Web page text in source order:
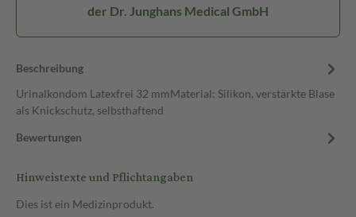
der Dr. Junghans Medical GmbH
Beschreibung
Urinalkondom Latexfrei 32 mmMaterial: Silikon, verstärkte Blase
als Knickschutz, selbsthaftend
Bewertungen
Hinweistexte und Pflichtangaben
Dies ist ein Medizinprodukt.